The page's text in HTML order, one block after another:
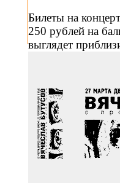
Билеты на
250 рублей на
выглядет